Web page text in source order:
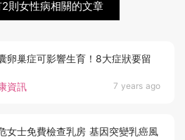
則女性病相關的文章
資訊 7 years ago
卵巢症可影響生育！8大症狀要留
女士免費檢查乳房 基因突變乳癌風